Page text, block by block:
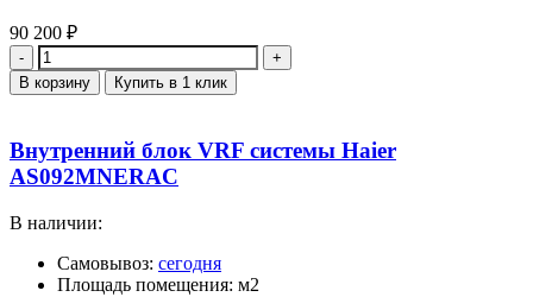
90 200 ₽
Количество
В корзину Купить в 1 клик
Внутренний блок VRF системы Haier
AS092MNERAC
В наличии:
Самовывоз: сегодня
Площадь помещения: м2